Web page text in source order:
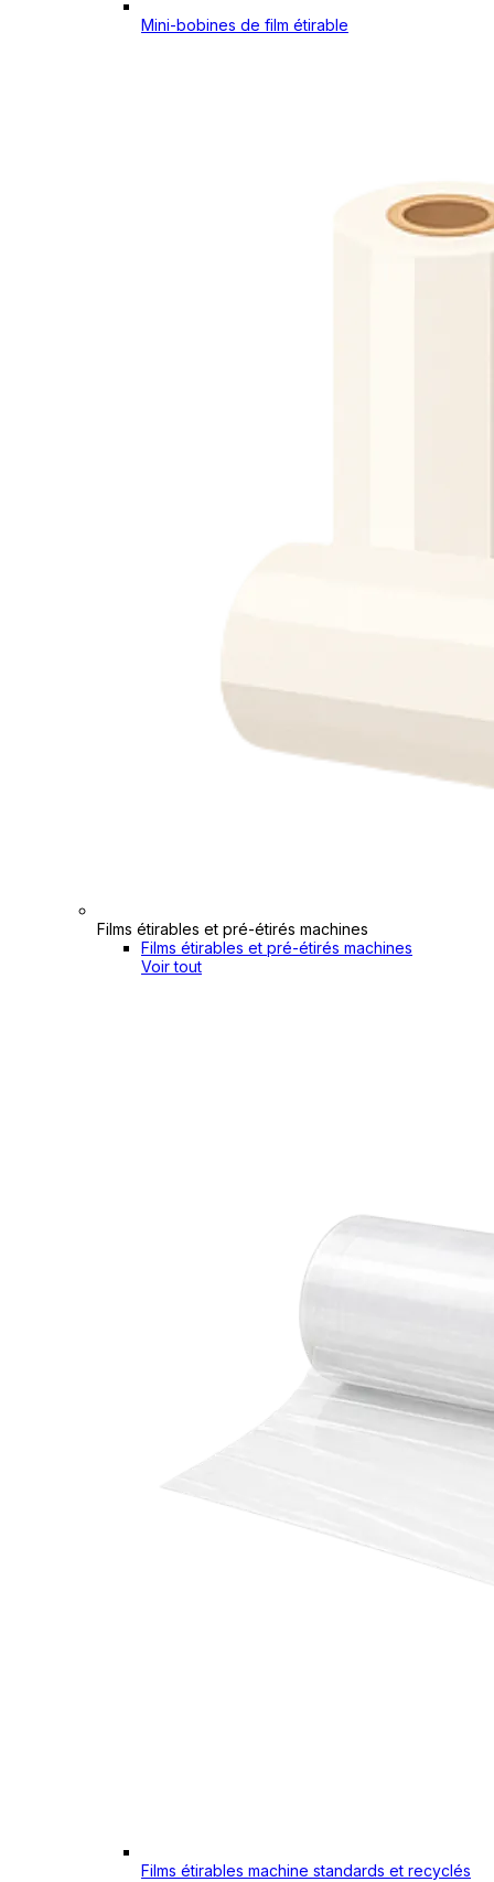
Mini-bobines de film étirable
Films étirables et pré-étirés machines
Films étirables et pré-étirés machines
Voir tout
Films étirables machine standards et recyclés